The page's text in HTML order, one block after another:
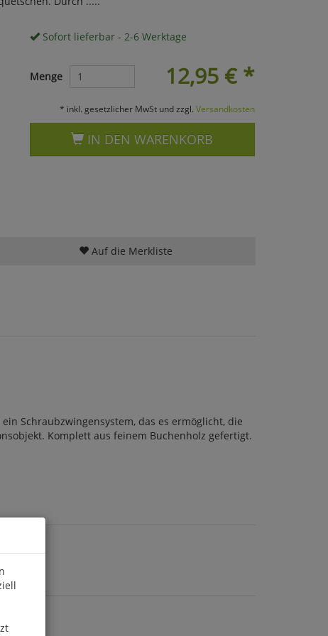
Sofort lieferbar - 2-6 Werktage
12,95 €*
Menge
* inkl. gesetzlicher MwSt und zzgl. Versandkosten
IN DEN WARENKORB
Auf die Merkliste
Schraubzwingensystem, das es ermöglicht, die
Komplett aus feinem Buchenholz gefertigt.